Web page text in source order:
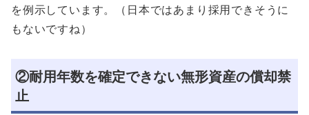
を例示しています。（日本ではあまり採用できそうに
もないですね）
②耐用年数を確定できない無形資産の償却禁
止